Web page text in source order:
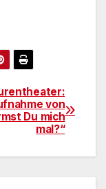
von
Du mich
mal?“